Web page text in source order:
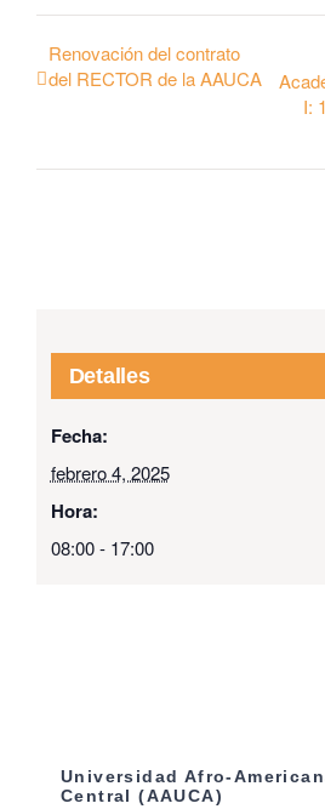
Renovación del contrato
del RECTOR de la AAUCA
I:
Detalles
Fecha:
febrero 4, 2025
Hora:
08:00 - 17:00
Universidad Afro-
Central (AAUCA)